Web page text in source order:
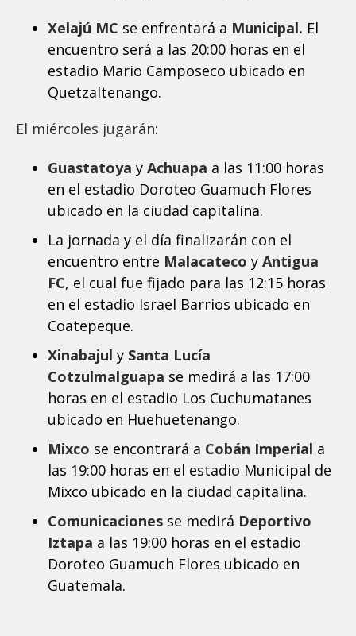
Xelajú MC se enfrentará a Municipal. El
encuentro será a las 20:00 horas en el
estadio Mario Camposeco ubicado en
Quetzaltenango.
El miércoles jugarán:
Guastatoya y Achuapa a las 11:00 horas
en el estadio Doroteo Guamuch Flores
ubicado en la ciudad capitalina.
La jornada y el día finalizarán con el
encuentro entre Malacateco y Antigua
FC, el cual fue fijado para las 12:15 horas
en el estadio Israel Barrios ubicado en
Coatepeque.
Xinabajul y Santa Lucía
Cotzulmalguapa se medirá a las 17:00
horas en el estadio Los Cuchumatanes
ubicado en Huehuetenango.
Mixco se encontrará a Cobán Imperial a
las 19:00 horas en el estadio Municipal de
Mixco ubicado en la ciudad capitalina.
Comunicaciones se medirá Deportivo
Iztapa a las 19:00 horas en el estadio
Doroteo Guamuch Flores ubicado en
Guatemala.